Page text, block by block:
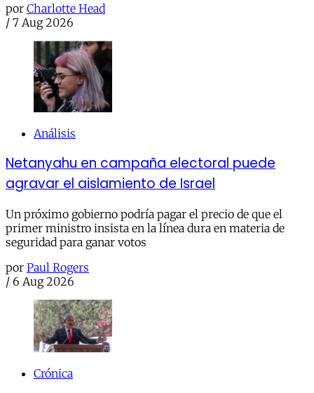
por Charlotte Head
/ 7 Aug 2026
Análisis
Netanyahu en campaña electoral puede
agravar el aislamiento de Israel
Un próximo gobierno podría pagar el precio de que el
primer ministro insista en la línea dura en materia de
seguridad para ganar votos
por Paul Rogers
/ 6 Aug 2026
Crónica